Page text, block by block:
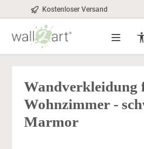
springenKostenloser Versand
Wandverkleidung
Wohnzimmer -
Marmor